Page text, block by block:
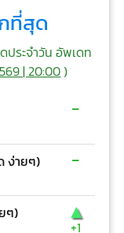
ที่สุด
ระจำวัน อัพเดท
| 20:00)
-
ง่ายๆ) -
ๆ) ▲
+1